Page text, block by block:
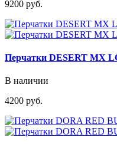
9200 руб.
Перчатки DESERT MX
В наличии
4200 руб.